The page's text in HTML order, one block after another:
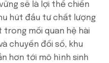
sẽ là lợi thế chiến
hút đầu tư chất lượng
trong mối quan hệ hài
chuyển đổi số, khu
hơn tới mô hình sinh